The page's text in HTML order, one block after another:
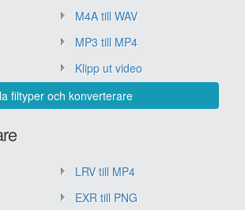
M4A till WAV
MP3 till MP4
Klipp ut video
filtyper och konverterare
LRV till MP4
EXR till PNG